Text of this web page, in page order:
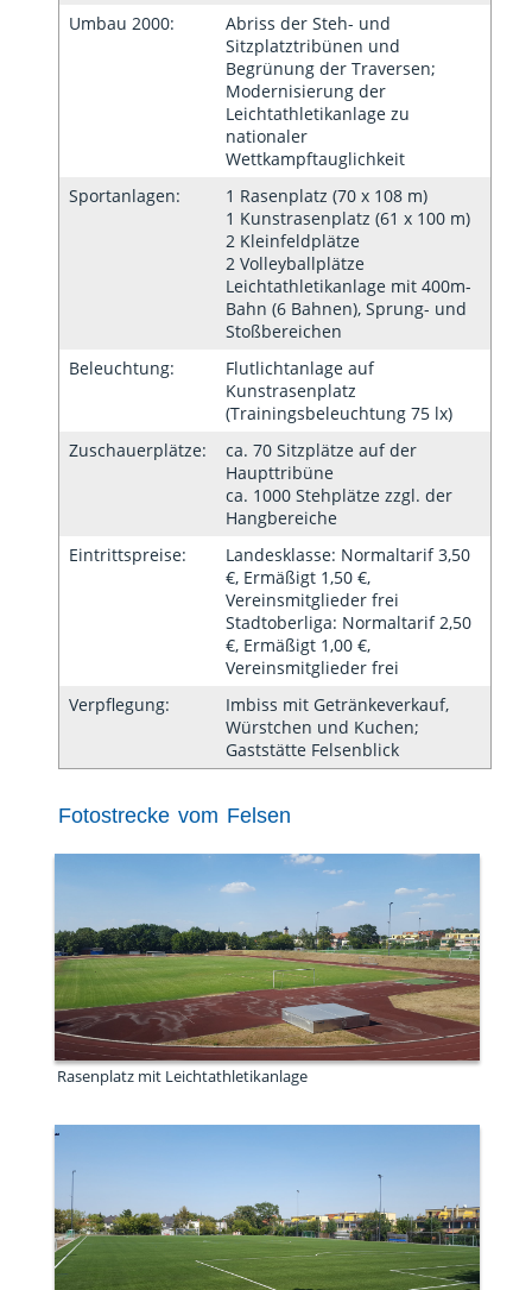
Umbau 2000:
Abriss der Steh- und
Sitzplatztribünen und
Begrünung der Traversen;
Modernisierung der
Leichtathletikanlage zu
nationaler
Wettkampftauglichkeit
Sportanlagen:
1 Rasenplatz (70 x 108 m)
1 Kunstrasenplatz (61 x 100 m)
2 Kleinfeldplätze
2 Volleyballplätze
Leichtathletikanlage mit 400m-
Bahn (6 Bahnen), Sprung- und
Stoßbereichen
Beleuchtung:
Flutlichtanlage auf
Kunstrasenplatz
(Trainingsbeleuchtung 75 lx)
Zuschauerplätze:
ca. 70 Sitzplätze auf der
Haupttribüne
ca. 1000 Stehplätze zzgl. der
Hangbereiche
Eintrittspreise:
Landesklasse: Normaltarif 3,50
€, Ermäßigt 1,50 €,
Vereinsmitglieder frei
Stadtoberliga: Normaltarif 2,50
€, Ermäßigt 1,00 €,
Vereinsmitglieder frei
Verpflegung:
Imbiss mit Getränkeverkauf,
Würstchen und Kuchen;
Gaststätte Felsenblick
Fotostrecke vom Felsen
Rasenplatz mit Leichtathletikanlage